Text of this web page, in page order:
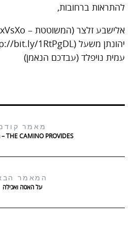
להתראות ברחובות,
אלישבע זלצר (המשוטטת – http://bit.ly/1AxVsXo)
יהונתן משעל (CTLV – http://bit.ly/1RtPgDL)
עמית נויפלד (עבדכם הנאמן)
מאמר
THE CAMINO PROVIDES – הדרך תספק
המאמר
על האטה ואכילה